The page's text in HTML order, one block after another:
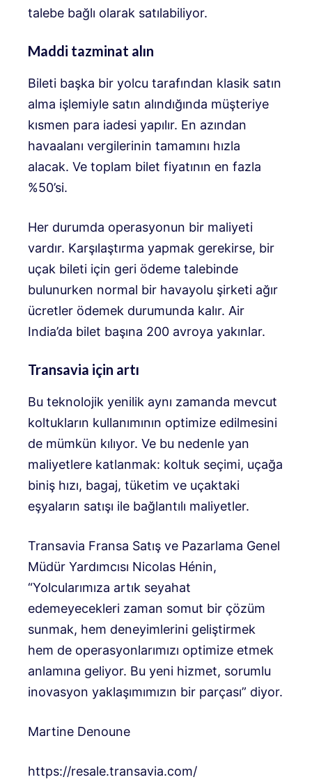
talebe bağlı olarak satılabiliyor.
Maddi tazminat alın
Bileti başka bir yolcu tarafından klasik satın
alma işlemiyle satın alındığında müşteriye
kısmen para iadesi yapılır. En azından
havaalanı vergilerinin tamamını hızla
alacak. Ve toplam bilet fiyatının en fazla
%50’si.
Her durumda operasyonun bir maliyeti
vardır. Karşılaştırma yapmak gerekirse, bir
uçak bileti için geri ödeme talebinde
bulunurken normal bir havayolu şirketi ağır
ücretler ödemek durumunda kalır. Air
India’da bilet başına 200 avroya yakınlar.
Transavia için artı
Bu teknolojik yenilik aynı zamanda mevcut
koltukların kullanımının optimize edilmesini
de mümkün kılıyor. Ve bu nedenle yan
maliyetlere katlanmak: koltuk seçimi, uçağa
biniş hızı, bagaj, tüketim ve uçaktaki
eşyaların satışı ile bağlantılı maliyetler.
Transavia Fransa Satış ve Pazarlama Genel
Müdür Yardımcısı Nicolas Hénin,
“Yolcularımıza artık seyahat
edemeyecekleri zaman somut bir çözüm
sunmak, hem deneyimlerini geliştirmek
hem de operasyonlarımızı optimize etmek
anlamına geliyor. Bu yeni hizmet, sorumlu
inovasyon yaklaşımımızın bir parçası” diyor.
Martine Denoune
https://resale.transavia.com/